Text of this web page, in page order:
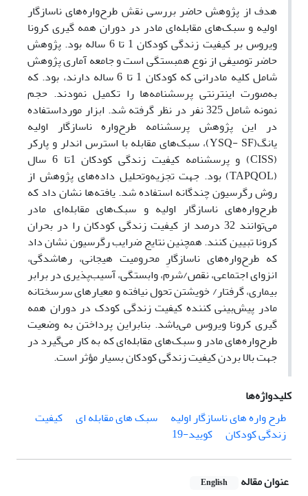
هدف از پژوهش حاضر بررسی نقش طرح‌واره‌های ناسازگار
اولیه و سبک‌های مقابله‌ای مادر در دوران همه گیری کرونا
ویروس بر کیفیت زندگی کودکان 1 تا 6 ساله بود. پژوهش
حاضر توصیفی از نوع همبستگی است و جامعه آماری پژوهش
شامل کلیه مادرانی که کودکان 1 تا 6 ساله دارند، بود. که
به‌صورت اینترنتی پرسشنامه‌ها را تکمیل نمودند. حجم
نمونه شامل 325 نفر در نظر گرفته شد. ابزار مورداستفاده
در این پژوهش پرسشنامه طرح‌واره ناسازگار اولیه
یانگ(YSQ- SF)، سبک‌های مقابله با استرس اندلر و پارکر
(
CISS
) و پرسشنامه کیفیت زندگی کودکان 1تا 6 سال
(
TAPQOL) بود. جهت تجزیه‌وتحلیل داده‌های پژوهش از
روش رگرسیون چندگانه استفاده شد. یافته‌ها نشان داد که
طرح‌واره‌های ناسازگار اولیه و سبک‌های مقابله‌ای مادر
می‌توانند 32 درصد از کیفیت زندگی کودکان را در بحران
کرونا تبیین کنند. همچنین نتایج ضرایب رگرسیون نشان داد
که طرح‌واره‌های ناسازگارِ محرومیت هیجانی، رهاشدگی،
انزوای اجتماعی، نقص/شرم، وابستگی، آسیب‌پذیری در برابر
بیماری، گرفتار/ خویشتن تحول نیافته و معیارهای سرسختانه
مادر پیش‌بینی کننده کیفیت زندگی کودک در دوران همه
گیری کرونا ویروس می‌باشد. بنابراین پرداختن به وضعیت
طرح‌واره‌های مادر و سبک‌های مقابله‌ای که به کار می‌گیرد در
جهت بالا بردن کیفیت زندگی کودکان بسیار مؤثر است.
کلیدواژه‌ها
طرح واره های ناسازگار اولیه
سبک های مقابله ای
کیفیت
زندگی کودکان
کویید-19
عنوان مقاله English